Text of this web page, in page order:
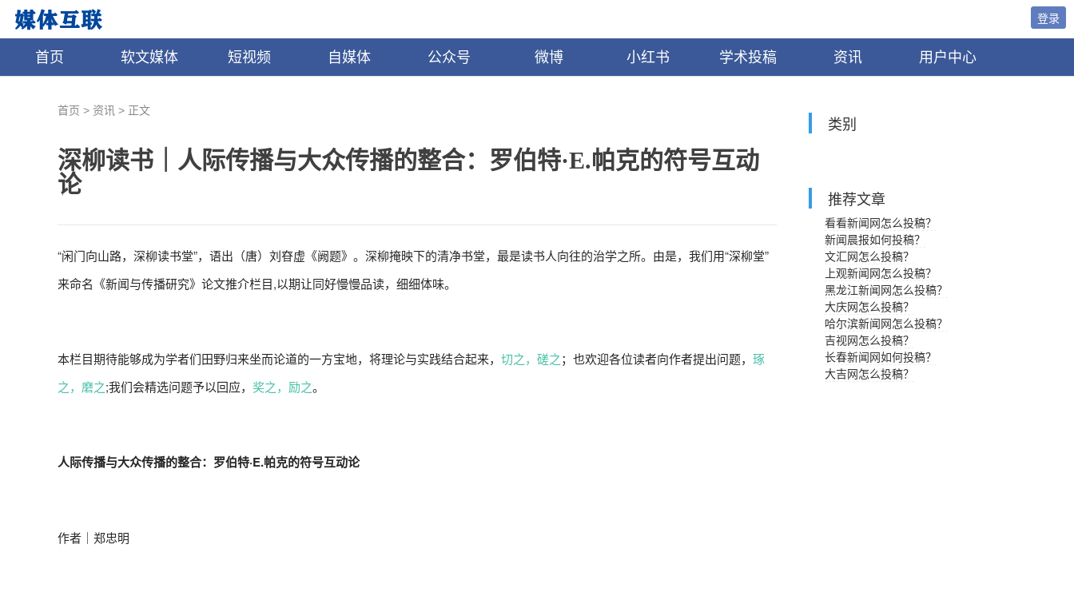
登录
首页 软文媒体 短视频 自媒体 公众号 微博 小红书 学术投稿 资讯 用户中心
首页 > 资讯 > 正文
深柳读书｜人际传播与大众传播的整合：罗伯特·E.帕克的符号互动
论
“闲门向山路，深柳读书堂”，语出（唐）刘昚虚《阙题》。深柳掩映下的清净书堂，最是读书人向往的治学之所。由是，我们用“深柳堂”
来命名《新闻与传播研究》论文推介栏目,以期让同好慢慢品读，细细体味。
本栏目期待能够成为学者们田野归来坐而论道的一方宝地，将理论与实践结合起来， 切之，磋之；也欢迎各位读者向作者提出问题， 琢
之，磨之;我们会精选问题予以回应， 奖之，励之。
人际传播与大众传播的整合： 罗伯特·E.帕克的符号互动论
作者｜郑忠明
类别
推荐文章
看看新闻网怎么投稿？
新闻晨报如何投稿？
文汇网怎么投稿？
上观新闻网怎么投稿？
黑龙江新闻网怎么投稿？
大庆网怎么投稿？
哈尔滨新闻网怎么投稿？
吉视网怎么投稿？
长春新闻网如何投稿？
大吉网怎么投稿？